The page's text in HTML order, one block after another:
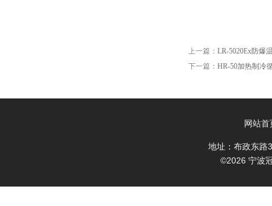
上一篇： LR-5020Ex防爆
下一篇： HR-50加热制冷
网站首
地址：布政东
©2026 宁波